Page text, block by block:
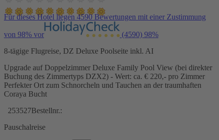
Für dieses Hotel liegen 4590 Bewertungen mit einer Zustimmung
von 98% vor (4590) 98%
8-tägige Flugreise, DZ Deluxe Poolseite inkl. AI
Upgrade auf Doppelzimmer Deluxe Family Pool View (bei direkter
Buchung des Zimmertyps DZX2) - Wert: ca. € 220,- pro Zimmer
Perfekter Ort zum Schnorcheln und Tauchen an der traumhaften
Coraya Bucht
253527Bestellnr.:
Pauschalreise